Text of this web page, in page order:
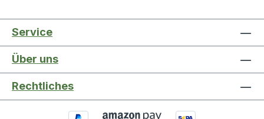
Service
Über uns
Rechtliches